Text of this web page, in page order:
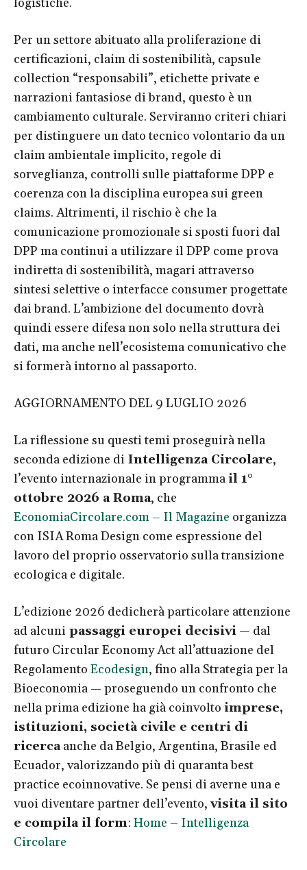
Per un settore abituato alla proliferazione di
certificazioni, claim di sostenibilità, capsule
collection “responsabili”, etichette private e
narrazioni fantasiose di brand, questo è un
cambiamento culturale. Serviranno criteri chiari
per distinguere un dato tecnico volontario da un
claim ambientale implicito, regole di
sorveglianza, controlli sulle piattaforme DPP e
coerenza con la disciplina europea sui green
claims. Altrimenti, il rischio è che la
comunicazione promozionale si sposti fuori dal
DPP ma continui a utilizzare il DPP come prova
indiretta di sostenibilità, magari attraverso
sintesi selettive o interfacce consumer progettate
dai brand. L’ambizione del documento dovrà
quindi essere difesa non solo nella struttura dei
dati, ma anche nell’ecosistema comunicativo che
si formerà intorno al passaporto.
AGGIORNAMENTO DEL 9 LUGLIO 2026
La riflessione su questi temi proseguirà nella
seconda edizione di Intelligenza Circolare,
l’evento internazionale in programmail 1°
ottobre 2026 a Roma, che
EconomiaCircolare.com – Il Magazine organizza
con ISIA Roma Design come espressione del
lavoro del proprio osservatorio sulla transizione
ecologica e digitale.
L’edizione 2026 dedicherà particolare attenzione
ad alcuni passaggi europei decisivi — dal
futuro Circular Economy Act all’attuazione del
Regolamento Ecodesign, fino alla Strategia per la
Bioeconomia — proseguendo un confronto che
nella prima edizione ha già coinvolto imprese,
istituzioni, società civile e centri di
ricercaanche da Belgio, Argentina, Brasile ed
Ecuador, valorizzando più di quaranta best
practice ecoinnovative. Se pensi di averne una e
vuoi diventare partner dell’evento,visita il sito
e compila il form: Home – Intelligenza
Circolare